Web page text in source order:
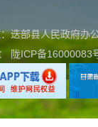
迭部县人民政府
陇ICP备16000083